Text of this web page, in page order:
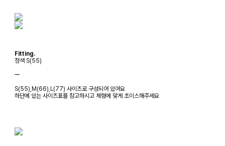
Fitting.
청색 S(55)
ㅡ
S(55),M(66),L(77) 사이즈로 구성되어 있어요
하단에 있는 사이즈표를 참고하시고 체형에 맞게 초이스해주세요